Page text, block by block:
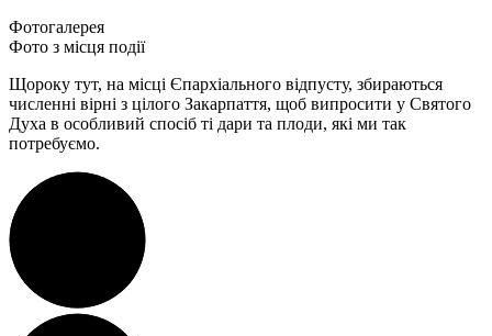
Фотогалерея
Фото з місця події
Щороку тут, на місці Єпархіального відпусту, збираються
численні вірні з цілого Закарпаття, щоб випросити у Святого
Духа в особливий спосіб ті дари та плоди, які ми так
потребуємо.